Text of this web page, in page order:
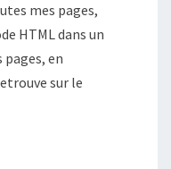
mes pages,
HTML dans un
en
sur le